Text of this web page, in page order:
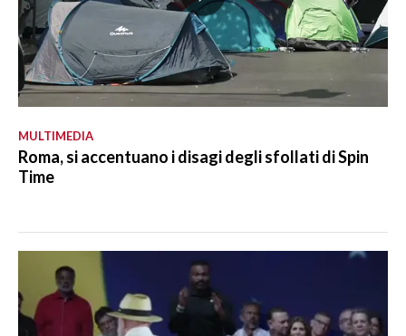
MULTIMEDIA
Roma, si accentuano i disagi degli sfollati di Spin
Time